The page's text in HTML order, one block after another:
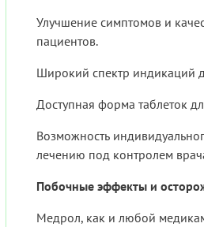
Улучшение симптомов и
пациентов.
Широкий спектр индикаций
Доступная форма таблеток
Возможность
лечению под контролем
Побочные эффекты и
Медрол, как и любой